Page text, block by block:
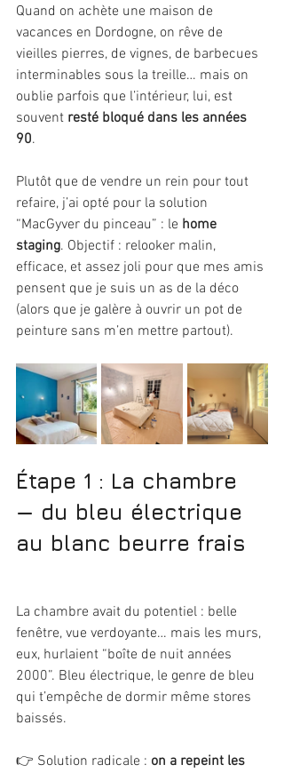
Quand on achète une maison de
vacances en Dordogne, on rêve de
vieilles pierres, de vignes, de barbecues
interminables sous la treille… mais on
oublie parfois que l’intérieur, lui, est
souvent resté bloqué dans les années
90.
Plutôt que de vendre un rein pour tout
refaire, j’ai opté pour la solution
“MacGyver du pinceau” : le home
staging. Objectif : relooker malin,
efficace, et assez joli pour que mes amis
pensent que je suis un as de la déco
(alors que je galère à ouvrir un pot de
peinture sans m’en mettre partout).
Étape 1 : La chambre
— du bleu électrique
au blanc beurre frais
La chambre avait du potentiel : belle
fenêtre, vue verdoyante… mais les murs,
eux, hurlaient “boîte de nuit années
2000”. Bleu électrique, le genre de bleu
qui t’empêche de dormir même stores
baissés.
👉 Solution radicale : on a repeint les